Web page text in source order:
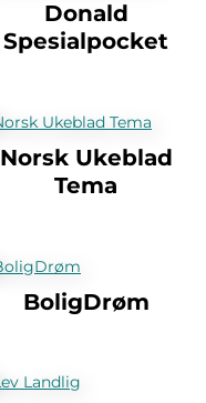
Donald
Spesialpocket
Norsk Ukeblad
Tema
BoligDrøm